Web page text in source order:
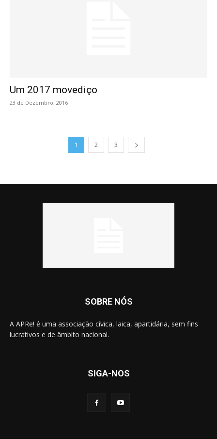
Um 2017 movediço
23 de Dezembro, 2016
1 2 3
SOBRE NÓS
A APRe! é uma associação cívica, laica, apartidária, sem fins
lucrativos e de âmbito nacional.
SIGA-NOS